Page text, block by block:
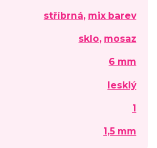
stříbrná, mix barev
sklo, mosaz
6 mm
lesklý
1
1,5 mm